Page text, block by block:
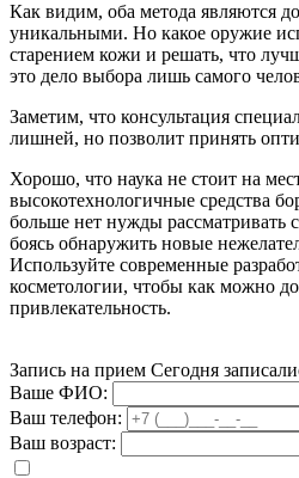
Как видим, оба метода являются
уникальными. Но какое оружие
старением кожи и решать, что
это дело выбора лишь самого
Заметим, что консультация
лишней, но позволит принять
Хорошо, что наука не стоит на
высокотехнологичные средства
больше нет нужды рассматривать
боясь обнаружить новые
Используйте современные
косметологии, чтобы как можно
привлекательность.
Запись на прием Сегодня
Ваше ФИО:
Ваш телефон:
Ваш возраст: